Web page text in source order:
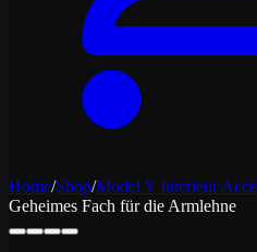
Home/Shop/Model Y Interieur
Geheimes Fach für die Armlehne